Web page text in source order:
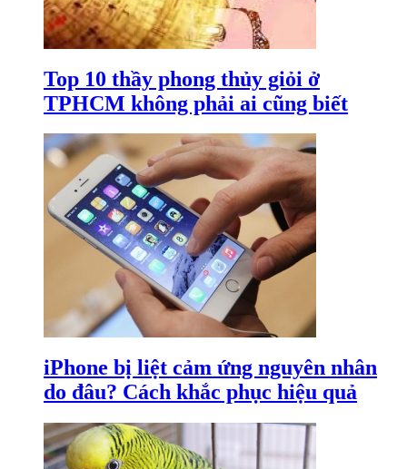
Top 10 thầy phong thủy giỏi ở
TPHCM không phải ai cũng biết
iPhone bị liệt cảm ứng nguyên nhân
do đâu? Cách khắc phục hiệu quả